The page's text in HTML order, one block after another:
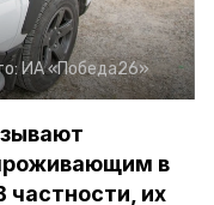
ИА «Победа26»
в
частности, их